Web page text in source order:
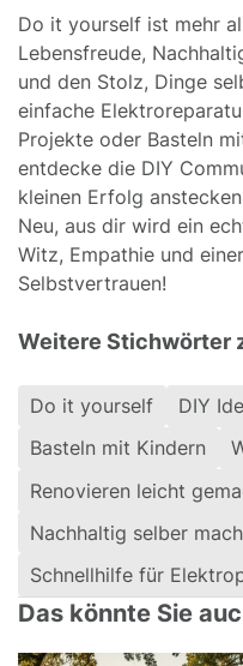
Do it yourself ist mehr
Lebensfreude,
und den Stolz, Dinge
einfache
Projekte oder Basteln
entdecke die DIY
kleinen Erfolg
Neu, aus dir wird ein
Witz, Empathie und
Selbstvertrauen!
Weitere Stichwörter
Do it yourself DIY
Basteln mit Kindern
Renovieren leicht
Nachhaltig selber
Schnellhilfe für
Das könnte Sie